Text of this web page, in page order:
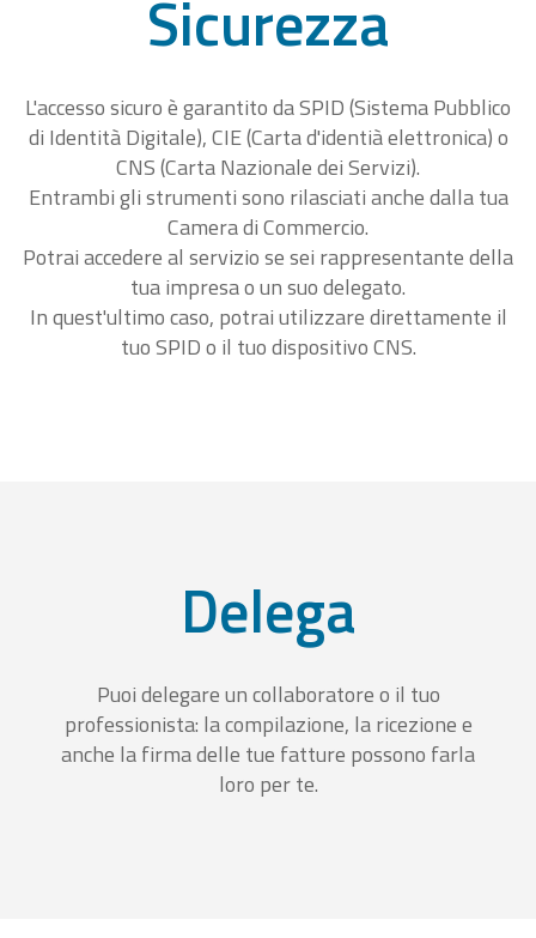
Sicurezza
L'accesso sicuro è garantito da SPID (Sistema Pubblico
di Identità Digitale), CIE (Carta d'identià elettronica) o
CNS (Carta Nazionale dei Servizi).
Entrambi gli strumenti sono rilasciati anche dalla tua
Camera di Commercio.
Potrai accedere al servizio se sei rappresentante della
tua impresa o un suo delegato.
In quest'ultimo caso, potrai utilizzare direttamente il
tuo SPID o il tuo dispositivo CNS.
Delega
Puoi delegare un collaboratore o il tuo
professionista: la compilazione, la ricezione e
anche la firma delle tue fatture possono farla
loro per te.